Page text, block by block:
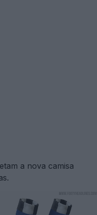
a nova camisa